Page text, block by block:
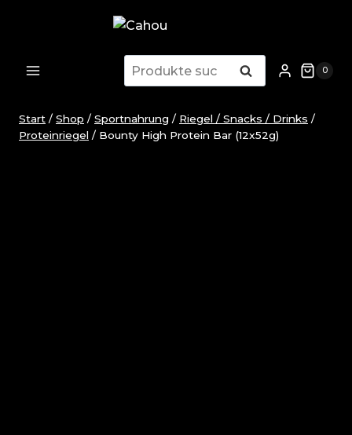
Suchen
nach:
Suchen 0
Start / Shop / Sportnahrung / Riegel / Snacks / Drinks /
Proteinriegel / Bounty High Protein Bar (12x52g)